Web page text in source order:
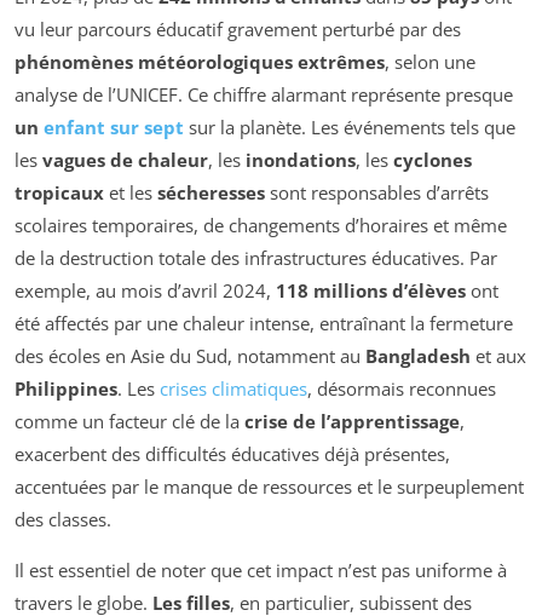
vu leur parcours éducatif gravement perturbé par des
phénomènes météorologiques extrêmes, selon une
analyse de l’UNICEF. Ce chiffre alarmant représente presque
un enfant sur sept sur la planète. Les événements tels que
les vagues de chaleur, les inondations, les cyclones
tropicaux et les sécheresses sont responsables d’arrêts
scolaires temporaires, de changements d’horaires et même
de la destruction totale des infrastructures éducatives. Par
exemple, au mois d’avril 2024, 118 millions d’élèves ont
été affectés par une chaleur intense, entraînant la fermeture
des écoles en Asie du Sud, notamment au Bangladesh et aux
Philippines. Les crises climatiques, désormais reconnues
comme un facteur clé de la crise de l’apprentissage,
exacerbent des difficultés éducatives déjà présentes,
accentuées par le manque de ressources et le surpeuplement
des classes.
Il est essentiel de noter que cet impact n’est pas uniforme à
travers le globe. Les filles, en particulier, subissent des